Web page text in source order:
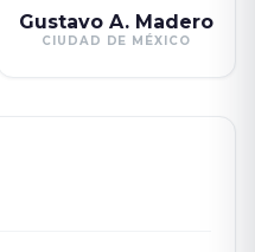
Gustavo A. Madero
CIUDAD DE MÉXICO